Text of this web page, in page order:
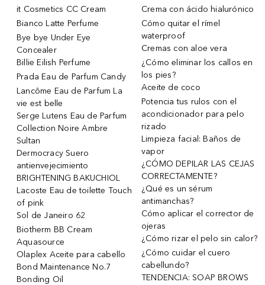
it Cosmetics CC Cream
Bianco Latte Perfume
Bye bye Under Eye
Concealer
Billie Eilish Perfume
Prada Eau de Parfum Candy
Lancôme Eau de Parfum La
vie est belle
Serge Lutens Eau de Parfum
Collection Noire Ambre
Sultan
Dermocracy Suero
antienvejecimiento
BRIGHTENING BAKUCHIOL
Lacoste Eau de toilette Touch
of pink
Sol de Janeiro 62
Biotherm BB Cream
Aquasource
Olaplex Aceite para cabello
Bond Maintenance No.7
Bonding Oil
Crema con ácido hialurónico
Cómo quitar el rímel
waterproof
Cremas con aloe vera
¿Cómo eliminar los callos en
los pies?
Aceite de coco
Potencia tus rulos con el
acondicionador para pelo
rizado
Limpieza facial: Baños de
vapor
¿CÓMO DEPILAR LAS CEJAS
CORRECTAMENTE?
¿Qué es un sérum
antimanchas?
Cómo aplicar el corrector de
ojeras
¿Cómo rizar el pelo sin calor?
¿Cómo cuidar el cuero
cabellundo?
TENDENCIA: SOAP BROWS